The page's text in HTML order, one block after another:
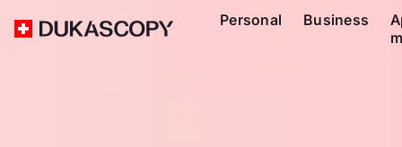
Personal Business